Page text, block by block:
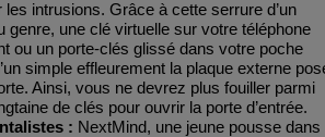
les intrusions. Grâce à cette serrure d’un
genre, une clé virtuelle sur votre téléphone
ou un porte-clés glissé dans votre poche
simple effleurement la plaque externe
Ainsi, vous ne devrez plus fouiller parmi
de clés pour ouvrir la porte d’entrée.
: NextMind, une jeune pousse dans